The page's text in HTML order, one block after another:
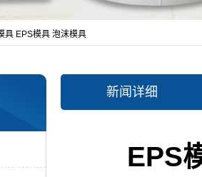
具 EPS模具 泡沫模具
新闻详细
EPS